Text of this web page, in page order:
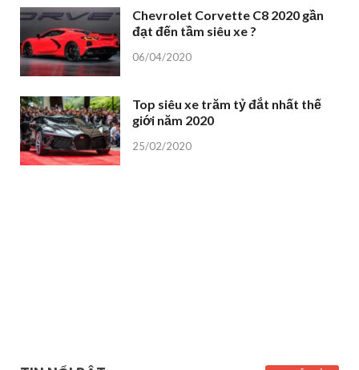
Chevrolet Corvette C8 2020 gần
đạt đến tầm siêu xe ?
06/04/2020
Top siêu xe trăm tỷ đắt nhất thế
giới năm 2020
25/02/2020